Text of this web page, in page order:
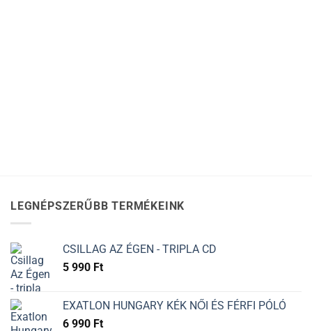
LEGNÉPSZERŰBB TERMÉKEINK
CSILLAG AZ ÉGEN - TRIPLA CD
5 990 Ft
EXATLON HUNGARY KÉK NŐI ÉS FÉRFI PÓLÓ
6 990 Ft